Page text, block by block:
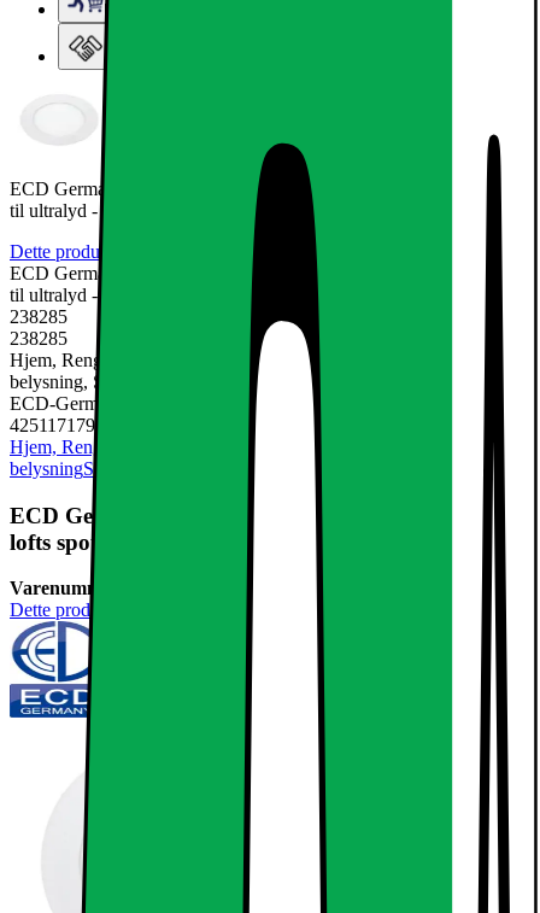
Elgigantens Kundeklub
Elgiganten Erhverv
ECD Germany 2-pak LED-indbygget spotlight 6W - lofts spotlight
til ultralyd -
Dette produkt er endnu ikke blevet bedømt.
ECD Germany 2-pak LED-indbygget spotlight 6W - lofts spotlight
til ultralyd -
238285
238285
Hjem, Rengøring & Køkkenudstyr, El & belysning, Lamper &
belysning, Spotlights & downlight
ECD-Germany
4251171791525
Hjem, Rengøring & Køkkenudstyr
El & belysning
belysningSpotlights & downlight
ECD Germany 2-pak LED-indbygget spotlight 6W -
lofts spotlight til ultralyd -
Varenummer:
Dette produkt er endnu ikke blevet bedømt.